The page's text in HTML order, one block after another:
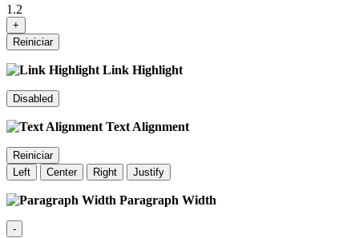
1.2
+
Reiniciar
Link Highlight
Disabled
Text Alignment
Reiniciar
Left
Center Right Justify
Paragraph Width
-